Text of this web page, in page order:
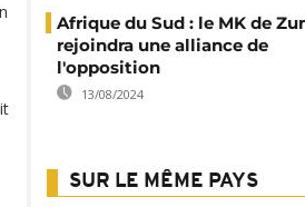
Afrique du Sud : le MK de
rejoindra une alliance de
l'opposition
13/08/2024
SUR LE MÊME PAYS